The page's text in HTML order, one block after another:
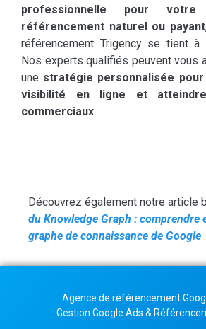
professionnelle pour
référencement naturel ou payant
référencement Trigency se tient à
Nos experts qualifiés peuvent vous
une stratégie personnalisée
visibilité en ligne et
commerciaux.
Découvrez également notre article
du Knowledge Graph : comprendre
graphe de connaissance de Google
Agence de référencement
Gestion Google Ads &